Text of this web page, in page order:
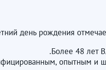
день рождения
Более 48 лет
опытным